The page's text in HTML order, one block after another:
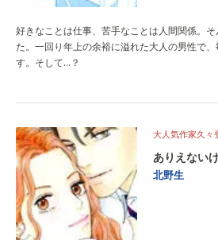
好きなことは仕事、苦手なことは人間関係。
た。一回り年上の余裕に溢れた大人の男性で
す。そして…？
大人気作家久々
ありえない
北野生